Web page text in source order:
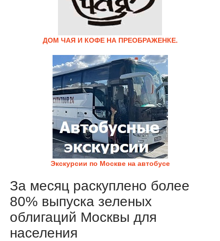
ДОМ ЧАЯ И КОФЕ НА ПРЕОБРАЖЕНКЕ.
Экскурсии по Москве на автобусе
За месяц раскуплено более
80% выпуска зеленых
облигаций Москвы для
населения